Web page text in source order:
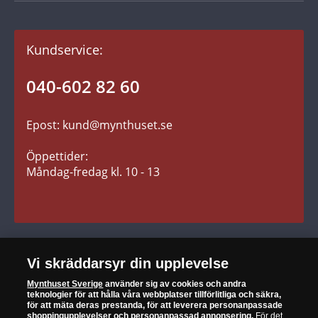
Kundavtal och villkor
Betalning
Fraktkostnader
Reklamation
Retur
Kundservice:
040-602 82 60
Epost: kund@mynthuset.se
Öppettider:
Måndag-fredag kl. 10 - 13
När du är nöjd är vi nöjda
Vi skräddarsyr din upplevelse
Mynthuset Sverige använder sig av cookies och andra
teknologier för att hålla våra webbplatser tillförlitliga och säkra,
för att mäta deras prestanda, för att leverera personanpassade
shoppingupplevelser och personanpassad annonsering. För det